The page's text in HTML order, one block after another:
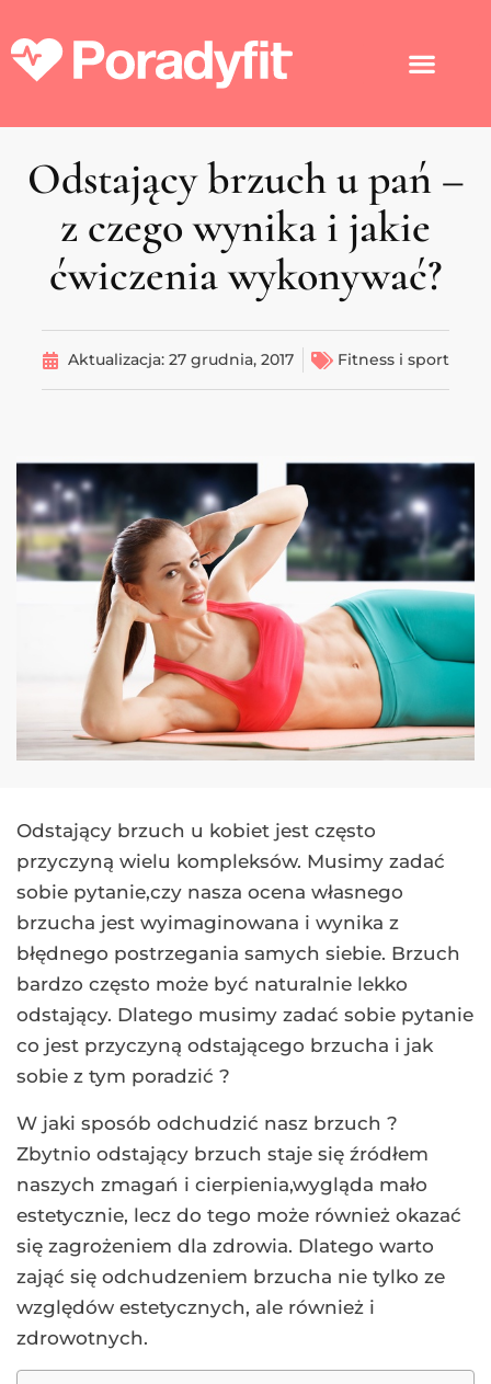
Odstający brzuch u pań –
z czego wynika i jakie
ćwiczenia wykonywać?
Aktualizacja: 27 grudnia, 2017 Fitness i sport
Odstający brzuch u kobiet jest często
przyczyną wielu kompleksów. Musimy zadać
sobie pytanie,czy nasza ocena własnego
brzucha jest wyimaginowana i wynika z
błędnego postrzegania samych siebie. Brzuch
bardzo często może być naturalnie lekko
odstający. Dlatego musimy zadać sobie pytanie
co jest przyczyną odstającego brzucha i jak
sobie z tym poradzić ?
W jaki sposób odchudzić nasz brzuch ?
Zbytnio odstający brzuch staje się źródłem
naszych zmagań i cierpienia,wygląda mało
estetycznie, lecz do tego może również okazać
się zagrożeniem dla zdrowia. Dlatego warto
zająć się odchudzeniem brzucha nie tylko ze
względów estetycznych, ale również i
zdrowotnych.